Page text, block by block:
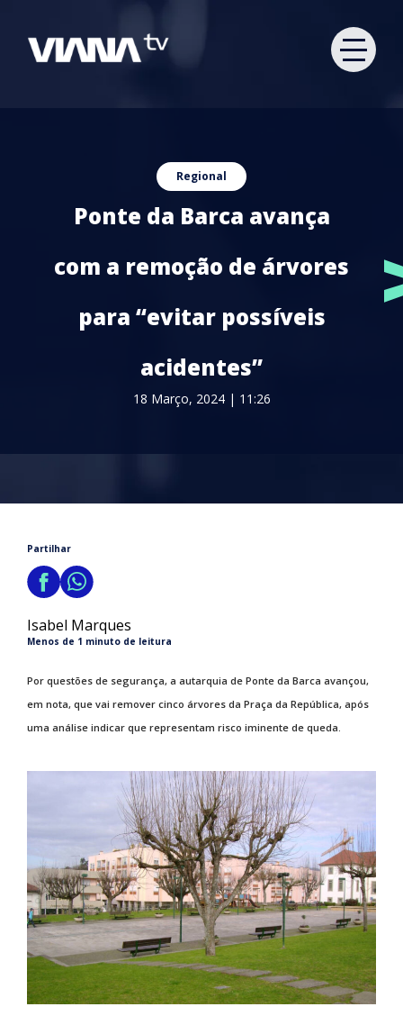
Regional
Ponte da Barca avança
com a remoção de árvores
para “evitar possíveis
acidentes”
18 Março, 2024 | 11:26
Partilhar
Isabel Marques
Menos de 1 minuto de leitura
Por questões de segurança, a autarquia de Ponte da Barca avançou,
em nota, que vai remover cinco árvores da Praça da República, após
uma análise indicar que representam risco iminente de queda.